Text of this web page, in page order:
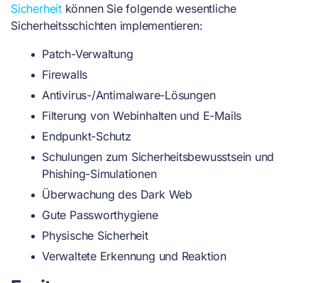
Sicherheitkönnen Sie folgende wesentliche
Sicherheitsschichten implementieren:
Patch-Verwaltung
Firewalls
Antivirus-/Antimalware-Lösungen
Filterung von Webinhalten und E-Mails
Endpunkt-Schutz
Schulungen zum Sicherheitsbewusstsein und
Phishing-Simulationen
Überwachung des Dark Web
Gute Passworthygiene
Physische Sicherheit
Verwaltete Erkennung und Reaktion